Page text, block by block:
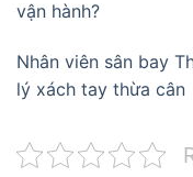
vận hành?
Nhân viên sân bay
lý xách tay thừa cân